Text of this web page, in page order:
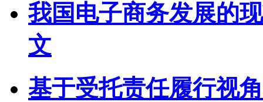
我国电子商务发展的
文
基于受托责任履行视